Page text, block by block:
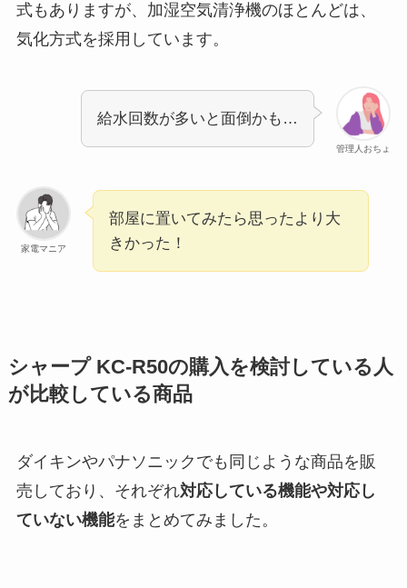
式もありますが、加湿空気清浄機のほとんどは、
気化方式を採用しています。
管理人おちょ
給水回数が多いと面倒かも…
家電マニア
部屋に置いてみたら思ったより大
きかった！
シャープ KC-R50の購入を検討している人
が比較している商品
ダイキンやパナソニックでも同じような商品を販
売しており、それぞれ対応している機能や対応し
ていない機能をまとめてみました。